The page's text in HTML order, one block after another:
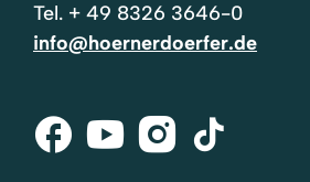
Tel. + 49 8326 3646-0
info@hoernerdoerfer.de
Facebook
Youtube
Instagram
Tik-